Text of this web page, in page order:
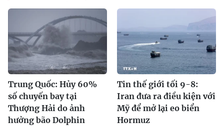
Trung Quốc: Hủy 60%
số chuyến bay tại
Thượng Hải do ảnh
hưởng bão Dolphin
Tin thế giới tối 9-8:
Iran đưa ra điều kiện với
Mỹ để mở lại eo biển
Hormuz